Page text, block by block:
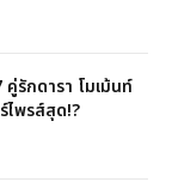
รักดารา โมเม้นท์
ไพรส์สุด!?